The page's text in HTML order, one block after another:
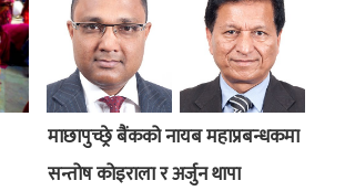
माछापुच्छ्रे बैंकको नायब महाप्रबन्धकमा
सन्तोष कोइराला र अर्जुन थापा